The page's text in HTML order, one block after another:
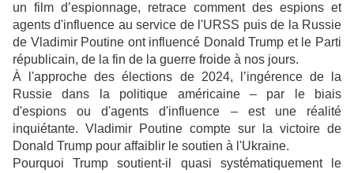
un film d’espionnage, retrace comment des espions et
agents d'influence au service de l'URSS puis de la Russie
de Vladimir Poutine ont influencé Donald Trump et le Parti
républicain, de la fin de la guerre froide à nos jours.
À l'approche des élections de 2024, l’ingérence de la
Russie dans la politique américaine – par le biais
d'espions ou d'agents d'influence – est une réalité
inquiétante. Vladimir Poutine compte sur la victoire de
Donald Trump pour affaiblir le soutien à l'Ukraine.
Pourquoi Trump soutient-il quasi systématiquement le